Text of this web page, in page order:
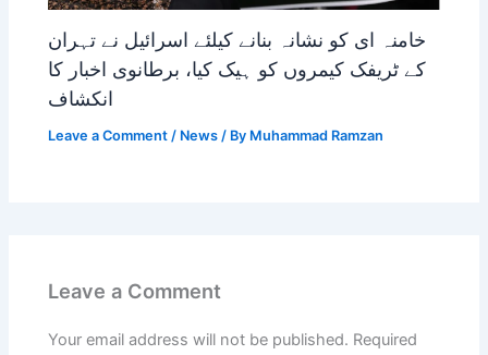
خامنہ ای کو نشانہ بنانے کیلئے اسرائیل نے تہران
کے ٹریفک کیمروں کو ہیک کیا، برطانوی اخبار کا
انکشاف
Leave a Comment / News / By Muhammad Ramzan
Leave a Comment
Your email address will not be published. Required